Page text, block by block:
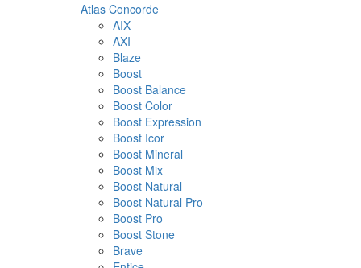
Atlas Concorde
AIX
AXI
Blaze
Boost
Boost Balance
Boost Color
Boost Expression
Boost Icor
Boost Mineral
Boost Mix
Boost Natural
Boost Natural Pro
Boost Pro
Boost Stone
Brave